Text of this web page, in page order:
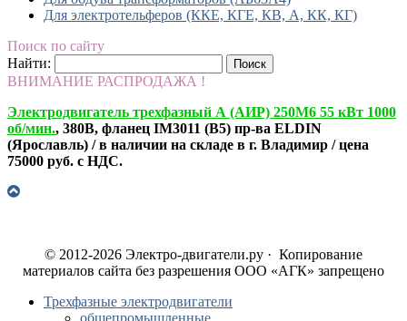
Для электротельферов (ККЕ, КГЕ, КВ, А, КК, КГ)
Поиск по сайту
Найти:
ВНИМАНИЕ РАСПРОДАЖА !
Электродвигатель трехфазный А (АИР) 250М6 55 кВт 1000
об/мин., 380В, фланец IM3011 (B5) пр-ва ELDIN
(Ярославль) / в наличии на складе в г. Владимир / цена
75000 руб. с НДС.
© 2012-2026 Электро-двигатели.ру · Копирование
материалов сайта без разрешения ООО «АГК» запрещено
Трехфазные электродвигатели